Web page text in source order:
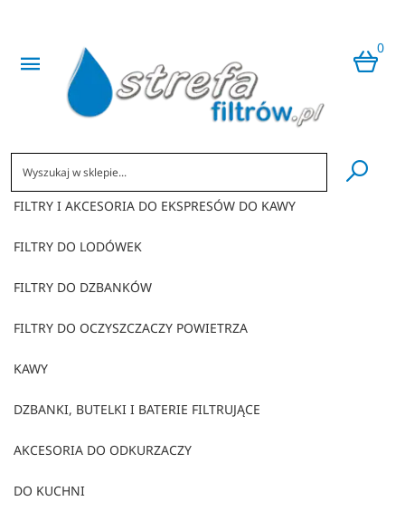
0
​
FILTRY I AKCESORIA DO EKSPRESÓW DO KAWY
FILTRY DO LODÓWEK
FILTRY DO DZBANKÓW
FILTRY DO OCZYSZCZACZY POWIETRZA
KAWY
DZBANKI, BUTELKI I BATERIE FILTRUJĄCE
AKCESORIA DO ODKURZACZY
DO KUCHNI